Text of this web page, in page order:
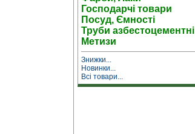
Господарчі товари
Посуд, Ємності
Труби азбестоцементні
Метизи
Знижки...
Новинки...
Всі товари...